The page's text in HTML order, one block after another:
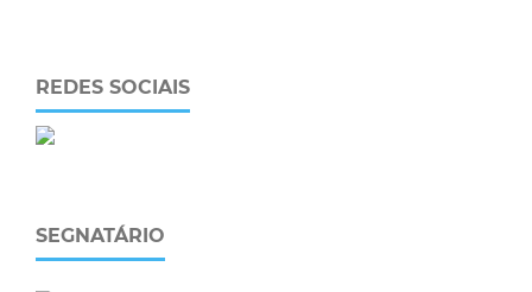
REDES SOCIAIS
SEGNATÁRIO